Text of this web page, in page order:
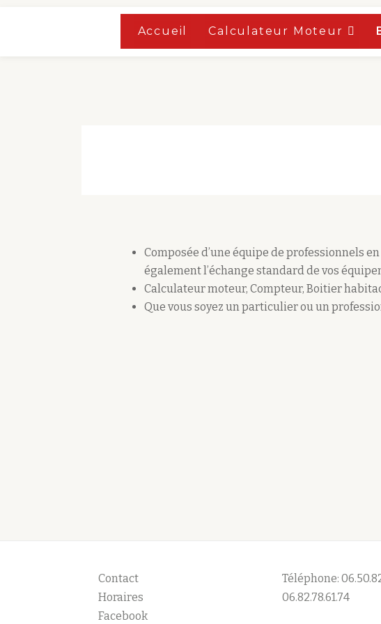
Accueil Calculateur Moteur
Composée d’une équipe de professionnels
également l’échange standard de vos
Calculateur moteur, Compteur, Boitier
Que vous soyez un particulier ou un
Contact
Horaires
Facebook
Téléphone:
06.82.78.61.74